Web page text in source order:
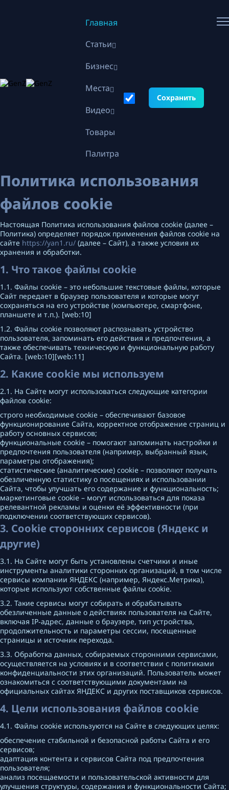
Главная
Статьи
Бизнес
Места
Видео
Товары
Палитра
Сохранить
Политика использования
файлов cookie
Настоящая Политика использования файлов cookie (далее –
Политика) определяет порядок применения файлов cookie на
сайте https://yan1.ru/ (далее – Сайт), а также условия их
хранения и обработки.
1. Что такое файлы cookie
1.1. Файлы cookie – это небольшие текстовые файлы, которые
Сайт передает в браузер пользователя и которые могут
сохраняться на его устройстве (компьютере, смартфоне,
планшете и т.п.). [web:10]
1.2. Файлы cookie позволяют распознавать устройство
пользователя, запоминать его действия и предпочтения, а
также обеспечивать техническую и функциональную работу
Сайта. [web:10][web:11]
2. Какие cookie мы используем
2.1. На Сайте могут использоваться следующие категории
файлов cookie:
строго необходимые cookie – обеспечивают базовое
функционирование Сайта, корректное отображение страниц и
работу основных сервисов;
функциональные cookie – помогают запоминать настройки и
предпочтения пользователя (например, выбранный язык,
параметры отображения);
статистические (аналитические) cookie – позволяют получать
обезличенную статистику о посещениях и использовании
Сайта, чтобы улучшать его содержание и функциональность;
маркетинговые cookie – могут использоваться для показа
релевантной рекламы и оценки её эффективности (при
подключении соответствующих сервисов).
3. Cookie сторонних сервисов (Яндекс и
другие)
3.1. На Сайте могут быть установлены счетчики и иные
инструменты аналитики сторонних организаций, в том числе
сервисы компании ЯНДЕКС (например, Яндекс.Метрика),
которые используют собственные файлы cookie.
3.2. Такие сервисы могут собирать и обрабатывать
обезличенные данные о действиях пользователя на Сайте,
включая IP‑адрес, данные о браузере, тип устройства,
продолжительность и параметры сессии, посещенные
страницы и источник перехода.
3.3. Обработка данных, собираемых сторонними сервисами,
осуществляется на условиях и в соответствии с политиками
конфиденциальности этих организаций. Пользователь может
ознакомиться с соответствующими документами на
официальных сайтах ЯНДЕКС и других поставщиков сервисов.
4. Цели использования файлов cookie
4.1. Файлы cookie используются на Сайте в следующих целях:
обеспечение стабильной и безопасной работы Сайта и его
сервисов;
адаптация контента и сервисов Сайта под предпочтения
пользователя;
анализ посещаемости и пользовательской активности для
улучшения структуры, содержания и функциональности Сайта;